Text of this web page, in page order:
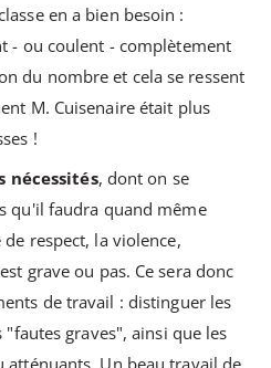
en a bien besoin :
- ou coulent - complètement
du nombre et cela se ressent
M. Cuisenaire était plus
!
nécessités, dont on se
qu'il faudra quand même
respect, la violence,
grave ou pas. Ce sera donc
de travail : distinguer les
"fautes graves", ainsi que les
atténuants. Un beau travail de